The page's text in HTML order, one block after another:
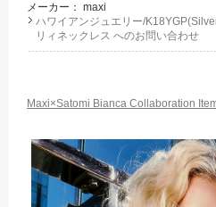
メーカー： maxi
ハワイアンジュエリー/
リィネックレス へのお問い合わせ
Maxi×Satomi Bianca Collaboration